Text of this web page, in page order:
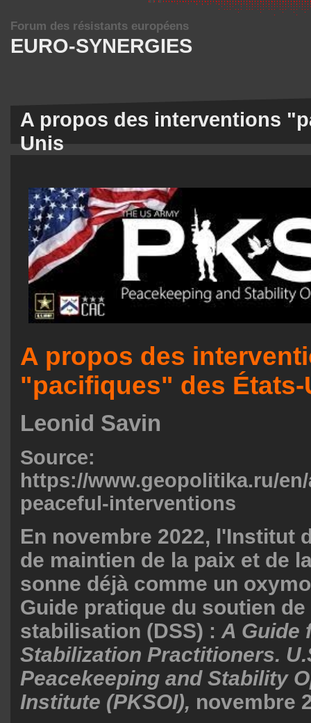
EURO-SYNERGIES
Forum des résistants européens
A propos des interventions
Unis
A propos des
"pacifiques" des États-
Leonid Savin
Source:
https://www.geopolitika.ru/
peaceful-interventions
En novembre 2022, l'Institut
de maintien de la paix et de
sonne déjà comme un
Guide pratique du soutien
stabilisation (DSS) : A Guide
Stabilization Practitioners.
Peacekeeping and Stability
Institute (PKSOI), novembre